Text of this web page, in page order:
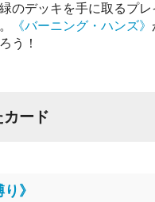
のデッキを手に取るプレ
《バーニング・ハンズ》
う！
ード
》